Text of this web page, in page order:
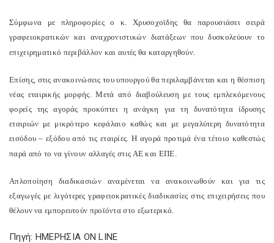
Σύμφωνα με πληροφορίες ο κ. Χρυσοχοϊδης θα παρουσιάσει σειρά
γραφειοκρατικών και αναχρονιστικών διατάξεων που δυσκολεύουν το
επιχειρηματικό περιβάλλον και αυτές θα καταργηθούν.
Επίσης, στις ανακοινώσεις του υπουργού θα περιλαμβάνεται και η θέσπιση
νέας εταιρικής μορφής. Μετά από διαβούλευση με τους εμπλεκόμενους
φορείς της αγοράς προκύπτει η ανάγκη για τη δυνατότητα ίδρυσης
εταιριών με μικρότερο κεφάλαιο καθώς και με μεγαλύτερη δυνατότητα
εισόδου – εξόδου από τις εταιρίες. Η αγορά προτιμά ένα τέτοιο καθεστώς
παρά από το να γίνουν αλλαγές στις ΑΕ και ΕΠΕ.
Απλοποίηση διαδικασιών αναμένεται να ανακοινωθούν και για τις
εξαγωγές με λιγότερες γραφειοκρατικές διαδικασίες στις επιχειρήσεις που
θέλουν να εμπορευτούν προϊόντα στο εξωτερικό.
Πηγή: ΗΜΕΡΗΣΙΑ ON LINE